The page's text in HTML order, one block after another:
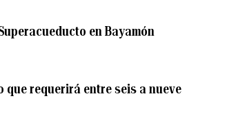
en Bayamón
requerirá entre seis a nueve